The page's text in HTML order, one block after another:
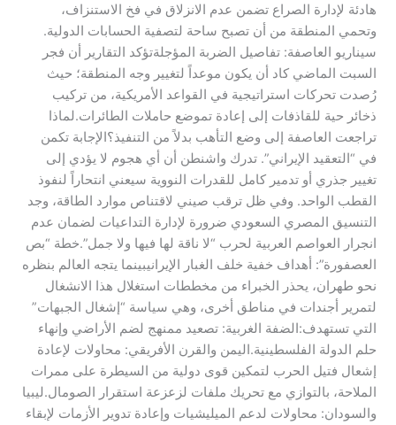
هادئة لإدارة الصراع تضمن عدم الانزلاق في فخ الاستنزاف،
وتحمي المنطقة من أن تصبح ساحة لتصفية الحسابات الدولية.​
سيناريو العاصفة: تفاصيل الضربة المؤجلة​تؤكد التقارير أن فجر
السبت الماضي كاد أن يكون موعداً لتغيير وجه المنطقة؛ حيث
رُصدت تحركات استراتيجية في القواعد الأمريكية، من تركيب
ذخائر حية للقاذفات إلى إعادة تموضع حاملات الطائرات.​لماذا
تراجعت العاصفة إلى وضع التأهب بدلاً من التنفيذ؟الإجابة تكمن
في “التعقيد الإيراني”. تدرك واشنطن أن أي هجوم لا يؤدي إلى
تغيير جذري أو تدمير كامل للقدرات النووية سيعني انتحاراً لنفوذ
القطب الواحد. وفي ظل ترقب صيني لاقتناص موارد الطاقة، وجد
التنسيق المصري السعودي ضرورة لإدارة التداعيات لضمان عدم
انجرار العواصم العربية لحرب “لا ناقة لها فيها ولا جمل”.​خطة “بص
العصفورة”: أهداف خفية خلف الغبار الإيراني​بينما يتجه العالم بنظره
نحو طهران، يحذر الخبراء من مخططات استغلال هذا الانشغال
لتمرير أجندات في مناطق أخرى، وهي سياسة “إشغال الجبهات”
التي تستهدف:​الضفة الغربية: تصعيد ممنهج لضم الأراضي وإنهاء
حلم الدولة الفلسطينية.​اليمن والقرن الأفريقي: محاولات لإعادة
إشعال فتيل الحرب لتمكين قوى دولية من السيطرة على ممرات
الملاحة، بالتوازي مع تحريك ملفات لزعزعة استقرار الصومال.​ليبيا
والسودان: محاولات لدعم الميليشيات وإعادة تدوير الأزمات لإبقاء